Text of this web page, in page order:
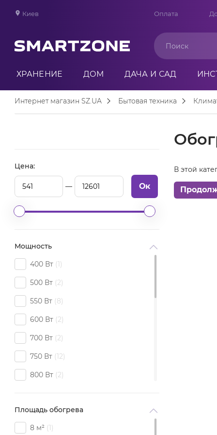
Киев Оплата
ХРАНЕНИЕ ДОМ ДАЧА И САД
Интернет магазин SZ.UA Бытовая техника
Цена:
Ок
Мощность
400 Вт 1
500 Вт 2
550 Вт 8
600 Вт 2
700 Вт 2
750 Вт 12
800 Вт 2
1000 Вт 6
1500 Вт
Площадь обогрева
8 м² 1
В этой